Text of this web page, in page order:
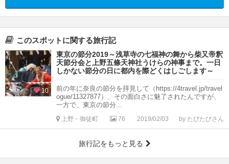
このスポットに関する旅行記
10
東京の節分2019～浅草寺の七福神の舞から柴又帝釈
天節分会と上野五條天神社うけらの神事まで。一日
しかない節分の日に都内を際どくはしごします～
前の年に奈良の節分を拝見して（https://4travel.jp/travel
ogue/11327877）、その面白さに魅了されたんですが、
一方で、東京の節分...
上野・御徒町 76 2019/02/03 by たびたびさん
旅行記をもっと見る